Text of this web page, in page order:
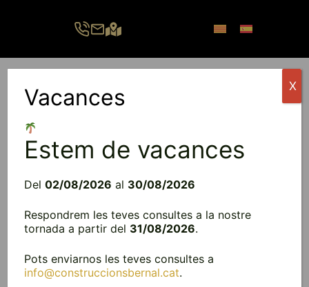
Vacances
Estem de vacances
Del02/08/2026 al 30/08/2026
Respondrem les teves consultes a la nostre
tornada a partir del 31/08/2026.
Pots enviarnos les teves consultes a
info@construccionsbernal.cat.
X